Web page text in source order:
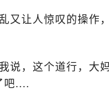
又让人惊叹的操作
说，这个道行，大
吧....